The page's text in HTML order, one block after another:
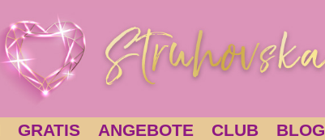
GRATIS ANGEBOTE CLUB BLOG